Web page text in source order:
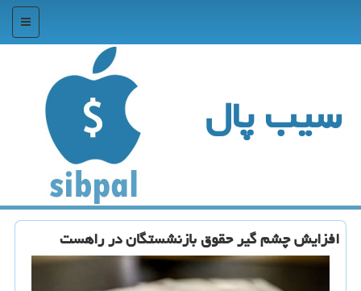
منو
سیب پال
افزایش چشم گیر حقوق بازنشستگان در راهست